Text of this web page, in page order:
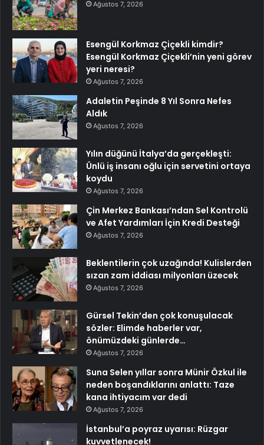
Ağustos 7, 2026
Esengül Korkmaz Çiçekli kimdir?
Esengül Korkmaz Çiçekli’nin yeni görev
yeri neresi?
Ağustos 7, 2026
Adaletin Peşinde 8 Yıl Sonra Nefes
Aldık
Ağustos 7, 2026
Yılın düğünü İtalya’da gerçekleşti:
Ünlü iş insanı oğlu için servetini ortaya
koydu
Ağustos 7, 2026
Çin Merkez Bankası’ndan Sel Kontrolü
ve Afet Yardımları İçin Kredi Desteği
Ağustos 7, 2026
Beklentilerin çok uzağında! Kulislerden
sızan zam iddiası milyonları üzecek
Ağustos 7, 2026
Gürsel Tekin’den çok konuşulacak
sözler: Elimde haberler var,
önümüzdeki günlerde…
Ağustos 7, 2026
Suna Selen yıllar sonra Münir Özkul ile
neden boşandıklarını anlattı: Taze
kana ihtiyacım var dedi
Ağustos 7, 2026
İstanbul’a poyraz uyarısı: Rüzgar
kuvvetlenecek!